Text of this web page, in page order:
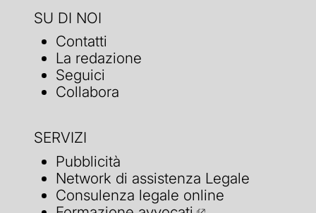
SU DI NOI
Contatti
La redazione
Seguici
Collabora
SERVIZI
Pubblicità
Network di assistenza Legale
Consulenza legale online